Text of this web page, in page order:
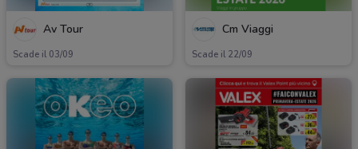
Av Tour
Scade il 03/09
Cm Viaggi
Scade il 22/09